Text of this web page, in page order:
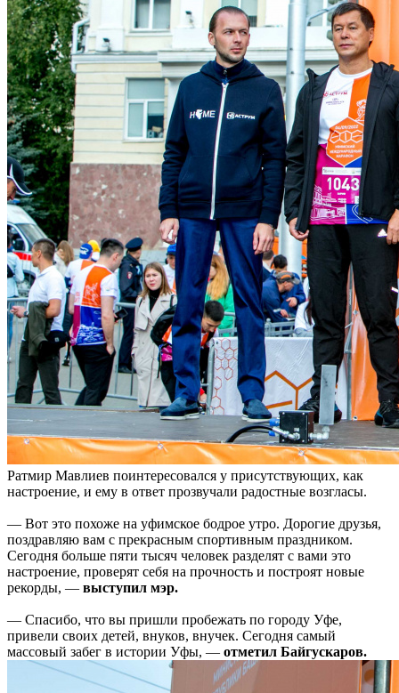
Ратмир Мавлиев поинтересовался у присутствующих, как
настроение, и ему в ответ прозвучали радостные возгласы.
— Вот это похоже на уфимское бодрое утро. Дорогие друзья,
поздравляю вам с прекрасным спортивным праздником.
Сегодня больше пяти тысяч человек разделят с вами это
настроение, проверят себя на прочность и построят новые
рекорды, — выступил мэр.
— Спасибо, что вы пришли пробежать по городу Уфе,
привели своих детей, внуков, внучек. Сегодня самый
массовый забег в истории Уфы, — отметил Байгускаров.